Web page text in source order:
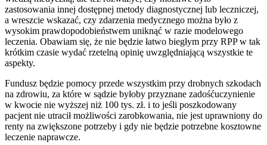
zastosowania innej dostępnej metody diagnostycznej lub leczniczej,
a wreszcie wskazać, czy zdarzenia medycznego można było z
wysokim prawdopodobieństwem uniknąć w razie modelowego
leczenia. Obawiam się, że nie będzie łatwo biegłym przy RPP w tak
krótkim czasie wydać rzetelną opinię uwzględniającą wszystkie te
aspekty.
Fundusz będzie pomocy przede wszystkim przy drobnych szkodach
na zdrowiu, za które w sądzie byłoby przyznane zadośćuczynienie
w kwocie nie wyższej niż 100 tys. zł. i to jeśli poszkodowany
pacjent nie utracił możliwości zarobkowania, nie jest uprawniony do
renty na zwiększone potrzeby i gdy nie będzie potrzebne kosztowne
leczenie naprawcze.